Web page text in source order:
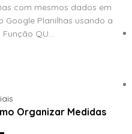
com mesmos dados em
Google Planilhas usando a
Função QU...
Organizar Medidas